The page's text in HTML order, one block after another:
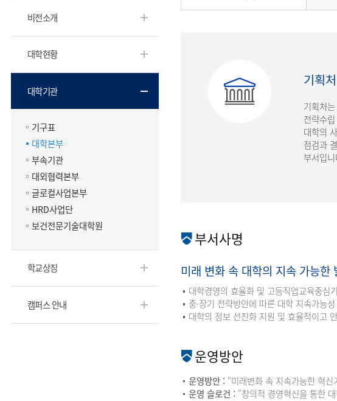
비전소개
대학현황
대학기관
기구표
대학본부
부속기관
대외협력본부
글로컬사업본부
HRD사업단
보건전문기술대학원
학교상징
캠퍼스 안내
기획처
기획처
전략수
대학의
점검과
부서입
부서사명
미래 변화 속 대학의 지속 가능한
대학경영의 효율화 및 고등직업교육중심
중·장기 전략방안에 따른 대학 지속가능
대학의 정보 선진화 지원 및 효율적이고
운영방안
운영방안 : "미래변화 속 지속가능한 혁
운영 슬로건 : "창의적 경영혁신을 통한